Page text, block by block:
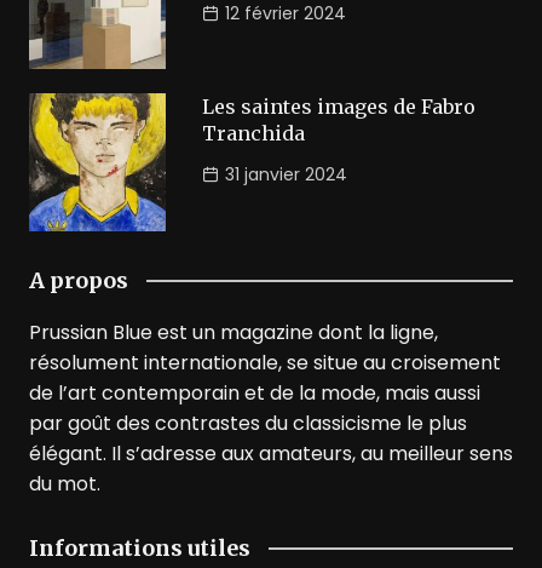
12 février 2024
Les saintes images de Fabro
Tranchida
31 janvier 2024
A propos
Prussian Blue est un magazine dont la ligne,
résolument internationale, se situe au croisement
de l’art contemporain et de la mode, mais aussi
par goût des contrastes du classicisme le plus
élégant. Il s’adresse aux amateurs, au meilleur sens
du mot.
Informations utiles